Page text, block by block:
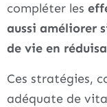
compléter les
aussi améliorer
de vie en
Ces stratégies,
adéquate de